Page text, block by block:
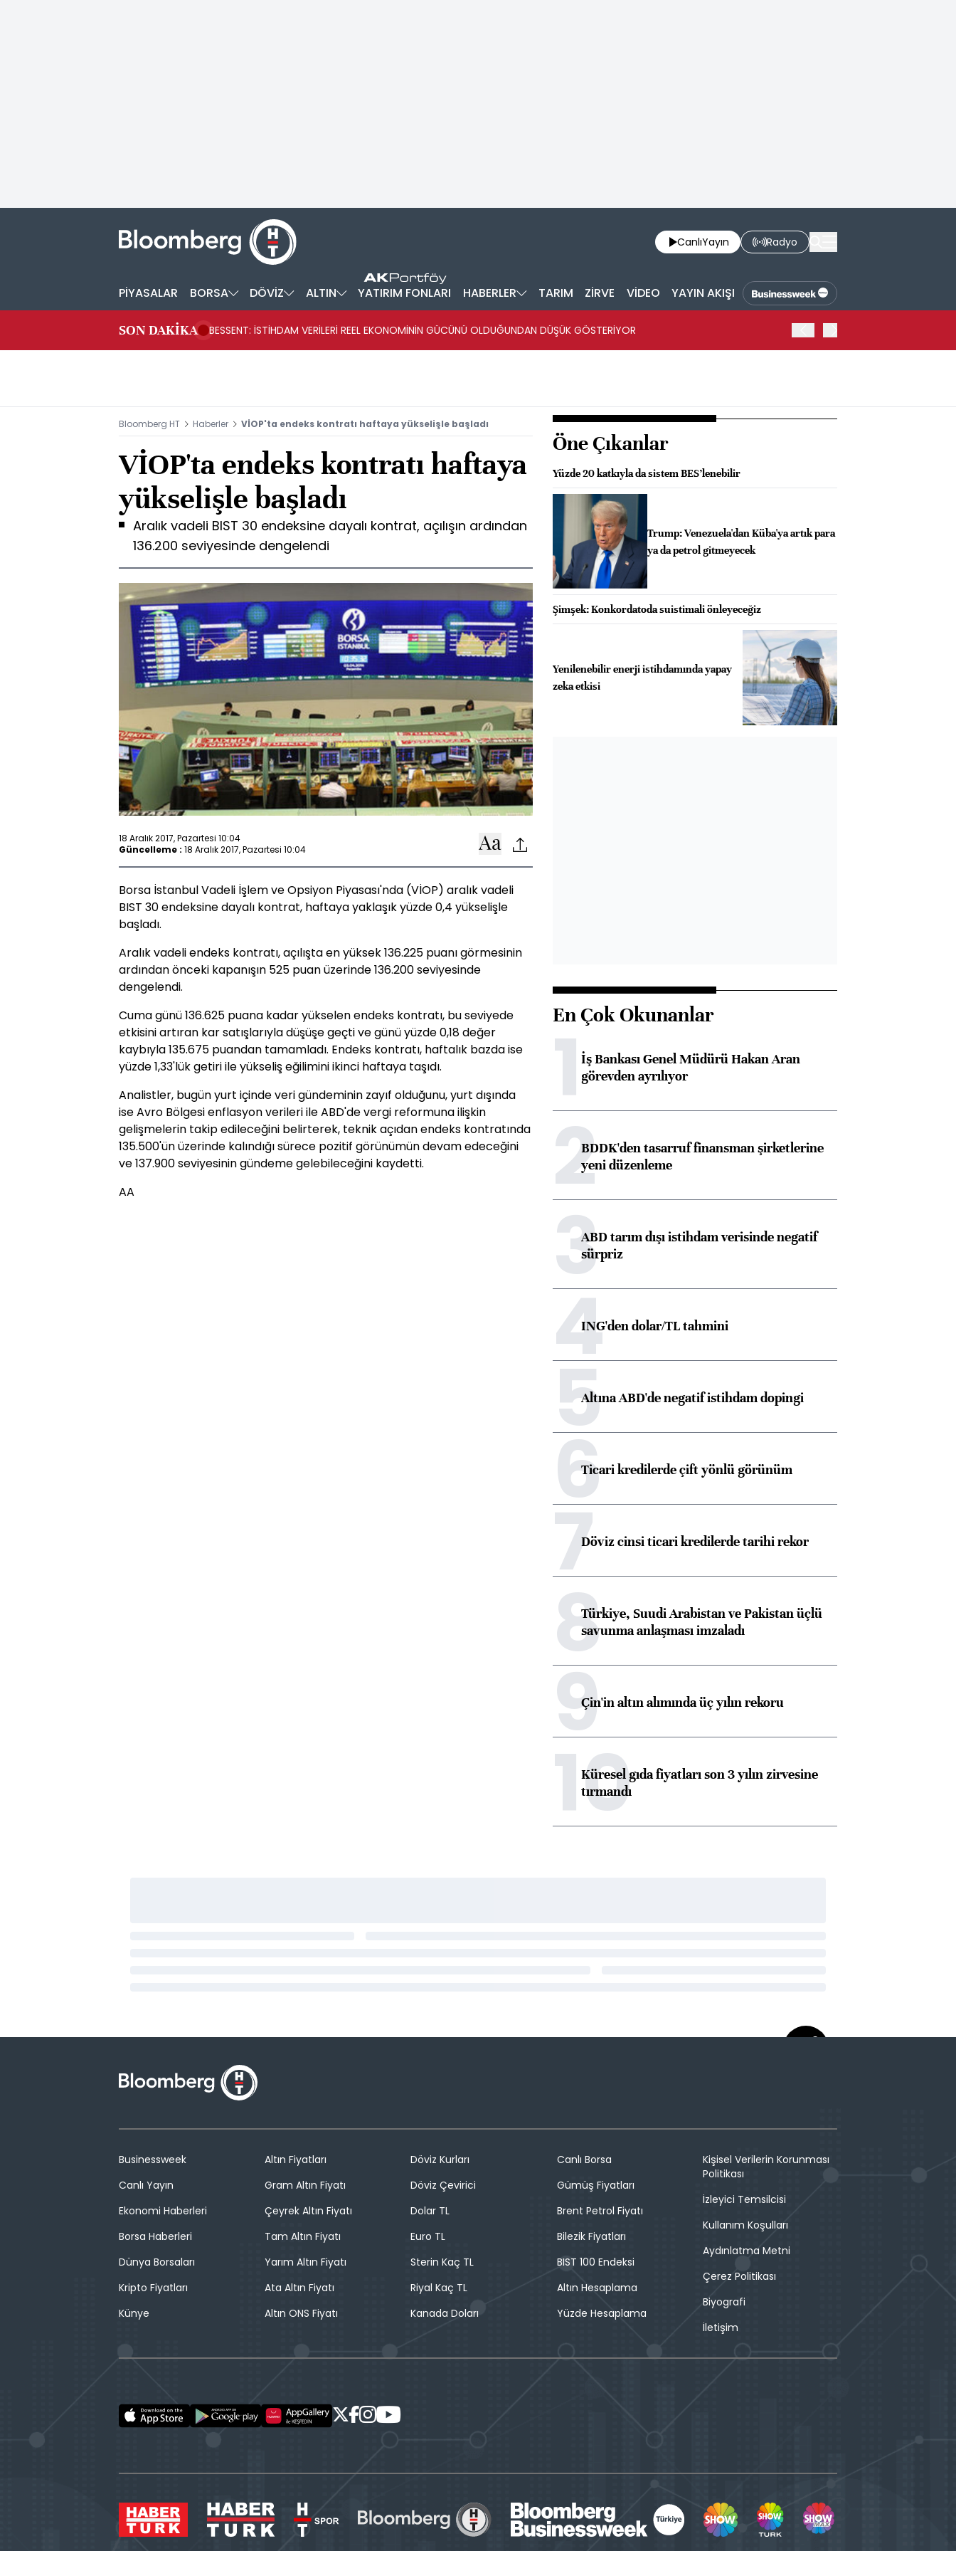
CanlıYayın Radyo
PİYASALAR BORSA DÖVİZ ALTIN YATIRIM FONLARI HABERLER TARIM ZİRVE VİDEO YAYIN AKIŞI
SON DAKİKA BESSENT: İSTİHDAM VERİLERİ REEL EKONOMİNİN GÜCÜNÜ OLDUĞUNDAN DÜŞÜK GÖSTERİYOR
Bloomberg HT Haberler VİOP'ta endeks kontratı haftaya yükselişle başladı
VİOP'ta endeks kontratı haftaya
yükselişle başladı
Aralık vadeli BIST 30 endeksine dayalı kontrat, açılışın ardından
136.200 seviyesinde dengelendi
18 Aralık 2017, Pazartesi 10:04
Güncelleme : 18 Aralık 2017, Pazartesi 10:04
Borsa İstanbul Vadeli İşlem ve Opsiyon Piyasası'nda (VİOP) aralık vadeli
BIST 30 endeksine dayalı kontrat, haftaya yaklaşık yüzde 0,4 yükselişle
başladı.
Aralık vadeli endeks kontratı, açılışta en yüksek 136.225 puanı görmesinin
ardından önceki kapanışın 525 puan üzerinde 136.200 seviyesinde
dengelendi.
Cuma günü 136.625 puana kadar yükselen endeks kontratı, bu seviyede
etkisini artıran kar satışlarıyla düşüşe geçti ve günü yüzde 0,18 değer
kaybıyla 135.675 puandan tamamladı. Endeks kontratı, haftalık bazda ise
yüzde 1,33'lük getiri ile yükseliş eğilimini ikinci haftaya taşıdı.
Analistler, bugün yurt içinde veri gündeminin zayıf olduğunu, yurt dışında
ise Avro Bölgesi enflasyon verileri ile ABD'de vergi reformuna ilişkin
gelişmelerin takip edileceğini belirterek, teknik açıdan endeks kontratında
135.500'ün üzerinde kalındığı sürece pozitif görünümün devam edeceğini
ve 137.900 seviyesinin gündeme gelebileceğini kaydetti.
AA
Öne Çıkanlar
Yüzde 20 katkıyla da sistem BES’lenebilir
Trump: Venezuela'dan Küba'ya artık para
ya da petrol gitmeyecek
Şimşek: Konkordatoda suistimali önleyeceğiz
Yenilenebilir enerji istihdamında yapay
zeka etkisi
En Çok Okunanlar
1İş Bankası Genel Müdürü Hakan Aran
görevden ayrılıyor
2BDDK'den tasarruf finansman şirketlerine
yeni düzenleme
3ABD tarım dışı istihdam verisinde negatif
sürpriz
4ING'den dolar/TL tahmini
5Altına ABD'de negatif istihdam dopingi
6Ticari kredilerde çift yönlü görünüm
7Döviz cinsi ticari kredilerde tarihi rekor
8Türkiye, Suudi Arabistan ve Pakistan üçlü
savunma anlaşması imzaladı
9Çin'in altın alımında üç yılın rekoru
10
Küresel gıda fiyatları son 3 yılın zirvesine
tırmandı
Businessweek
Canlı Yayın
Ekonomi Haberleri
Borsa Haberleri
Dünya Borsaları
Kripto Fiyatları
Künye
Altın Fiyatları
Gram Altın Fiyatı
Çeyrek Altın Fiyatı
Tam Altın Fiyatı
Yarım Altın Fiyatı
Ata Altın Fiyatı
Altın ONS Fiyatı
Döviz Kurları
Döviz Çevirici
Dolar TL
Euro TL
Sterin Kaç TL
Riyal Kaç TL
Kanada Doları
Canlı Borsa
Gümüş Fiyatları
Brent Petrol Fiyatı
Bilezik Fiyatları
BIST 100 Endeksi
Altın Hesaplama
Yüzde Hesaplama
Kişisel Verilerin Korunması
Politikası
İzleyici Temsilcisi
Kullanım Koşulları
Aydınlatma Metni
Çerez Politikası
Biyografi
İletişim